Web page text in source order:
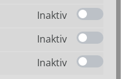
Inaktiv
Inaktiv
Inaktiv